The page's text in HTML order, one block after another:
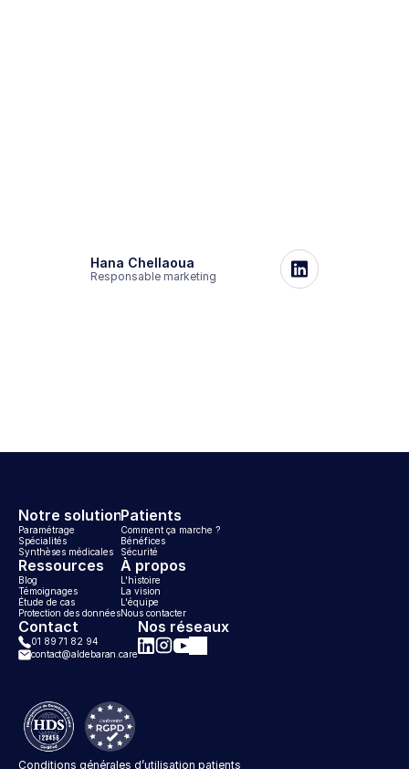
Hana Chellaoua
Responsable marketing
Notre solution
Paramétrage
Spécialités
Synthèses médicales
Patients
Comment ça marche ?
Bénéfices
Sécurité
Blog
Ressources
Témoignages
Étude de cas
Protection des données
À propos
L'histoire
La vision
Nous contacter
L'équipe
01 89 71 82 94
contact@aldebaran.care
Contact Nos réseaux
Conditions générales d’utilisation patients